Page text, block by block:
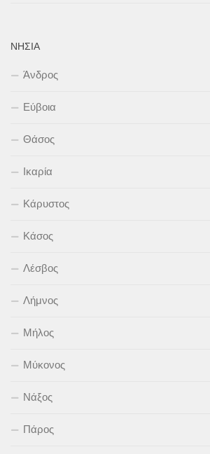
ΝΗΣΙΆ
Άνδρος
Εύβοια
Θάσος
Ικαρία
Κάρυστος
Κάσος
Λέσβος
Λήμνος
Μήλος
Μύκονος
Νάξος
Πάρος